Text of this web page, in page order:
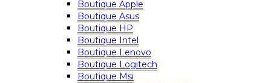
Boutique Apple
Boutique Asus
Boutique HP
Boutique Intel
Boutique Lenovo
Boutique Logitech
Boutique Msi